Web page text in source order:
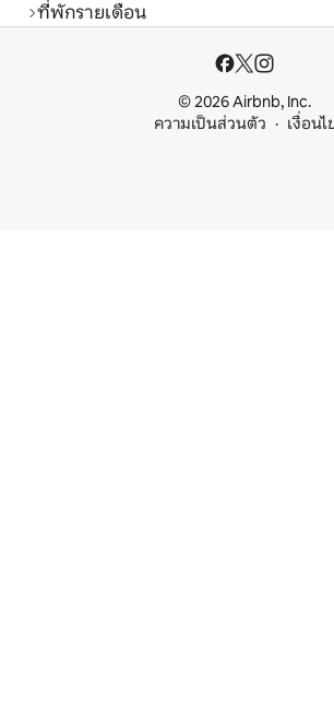
ที่พักรายเดือน
© 2026 Airbnb, Inc.
ความเป็นส่วนตัว
เงื่อนไ